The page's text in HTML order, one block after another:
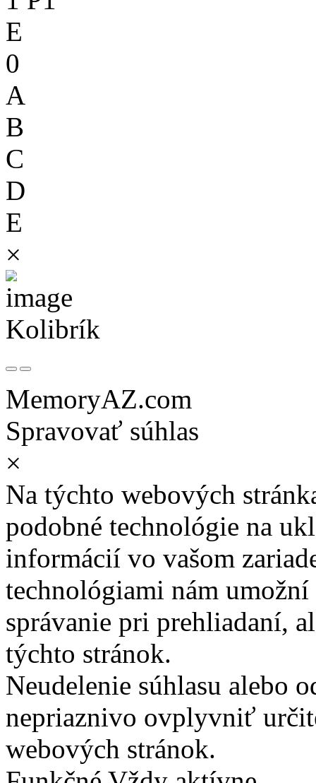
E
0
A
B
C
D
E
×
Kolibrík
MemoryAZ.com
Spravovať súhlas
×
Na týchto webových
podobné technológie na
informácií vo vašom
technológiami nám
správanie pri prehliadaní,
týchto stránok.
Neudelenie súhlasu alebo
nepriaznivo ovplyvniť
webových stránok.